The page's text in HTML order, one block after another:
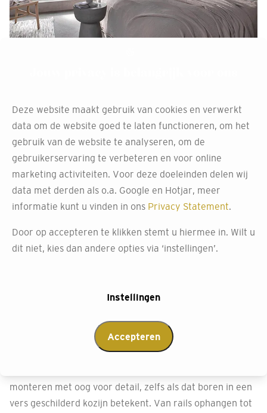
onze montageservice
Bij Decokay Elenbaas-Noom Vlissingen willen we je
volledig ontzorgen. Daarom kun je kiezen voor onze
monteren met oog voor detail, zelfs als dat boren in een
vers geschilderd kozijn betekent. Van rails ophangen tot
Deze website maakt gebruik van cookies en verwerkt
data om de website goed te laten functioneren, om het
gebruik van de website te analyseren, om de
gebruikerservaring te verbeteren en voor online
marketing activiteiten. Voor deze doeleinden delen wij
data met derden als o.a. Google en Hotjar, meer
informatie kunt u vinden in ons Privacy Statement
Door op accepteren te klikken stemt u hiermee in. Wilt u
dit niet, kies dan andere opties via ‘instellingen’.
Instellingen
Accepteren